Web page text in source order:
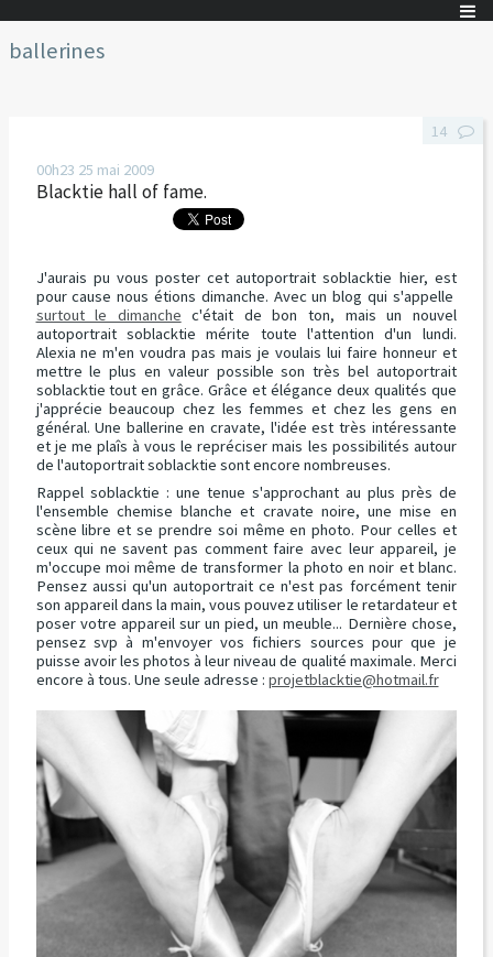
ballerines
00h23 25 mai 2009
Blacktie hall of fame.
J'aurais pu vous poster cet autoportrait soblacktie hier, est
pour cause nous étions dimanche. Avec un blog qui s'appelle
surtout le dimanche c'était de bon ton, mais un nouvel
autoportrait soblacktie mérite toute l'attention d'un lundi.
Alexia ne m'en voudra pas mais je voulais lui faire honneur et
mettre le plus en valeur possible son très bel autoportrait
soblacktie tout en grâce. Grâce et élégance deux qualités que
j'apprécie beaucoup chez les femmes et chez les gens en
général. Une ballerine en cravate, l'idée est très intéressante
et je me plaîs à vous le repréciser mais les possibilités autour
de l'autoportrait soblacktie sont encore nombreuses.
Rappel soblacktie : une tenue s'approchant au plus près de
l'ensemble chemise blanche et cravate noire, une mise en
scène libre et se prendre soi même en photo. Pour celles et
ceux qui ne savent pas comment faire avec leur appareil, je
m'occupe moi même de transformer la photo en noir et blanc.
Pensez aussi qu'un autoportrait ce n'est pas forcément tenir
son appareil dans la main, vous pouvez utiliser le retardateur et
poser votre appareil sur un pied, un meuble... Dernière chose,
pensez svp à m'envoyer vos fichiers sources pour que je
puisse avoir les photos à leur niveau de qualité maximale. Merci
encore à tous. Une seule adresse : projetblacktie@hotmail.fr
14